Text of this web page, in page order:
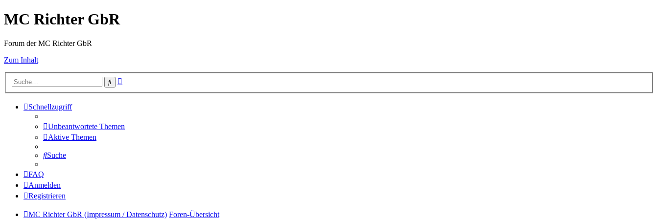
MC Richter GbR
Forum der MC Richter GbR
Zum Inhalt
Suche
Schnellzugriff
Unbeantwortete Themen
Aktive Themen
Suche
FAQ
Anmelden
Registrieren
MC Richter GbR (Impressum / Datenschutz) Foren-Übersicht